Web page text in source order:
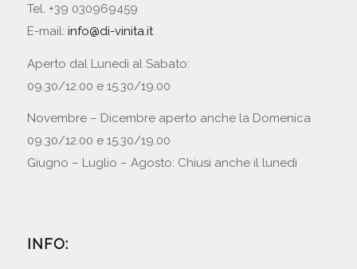
Tel. +39 030969459
E-mail: info@di-vinita.it
Aperto dal Lunedì al Sabato:
09.30/12.00 e 15.30/19.00
Novembre – Dicembre aperto anche la Domenica
09.30/12.00 e 15.30/19.00
Giugno – Luglio – Agosto: Chiusi anche il lunedì
INFO: